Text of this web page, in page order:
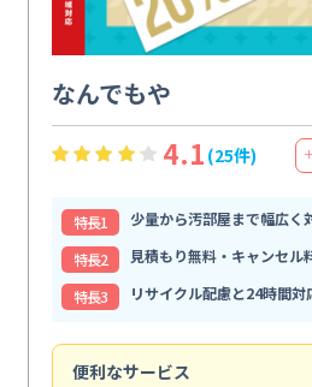
なんでもや
4.1 (25件)
特⻑1
少量から汚部屋まで幅広く
特⻑2
見積もり無料・キャンセル
特⻑3
リサイクル配慮と24時間
便利なサービス